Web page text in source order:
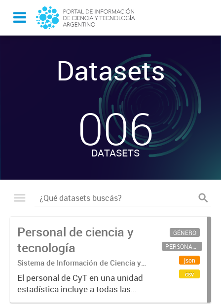
Datasets
-
006
DATASETS
Personal de ciencia y
tecnología
Sistema de Información de Ciencia y
Tecnología Argentino (SICYTAR)
El personal de CyT en una unidad
estadística incluye a todas las
personas involucradas
GÉNERO
PERSONAL CIENTÍFICO-TECNOLÓGICO
json
csv